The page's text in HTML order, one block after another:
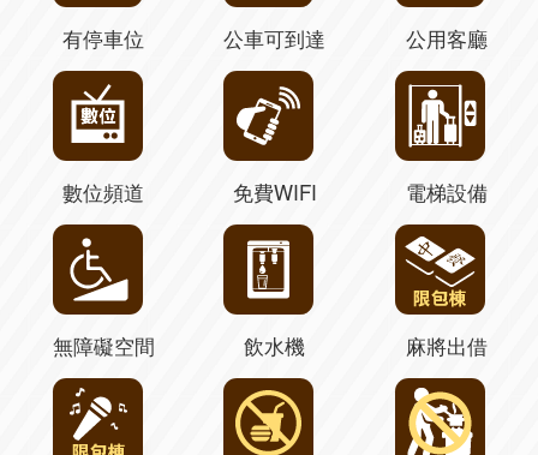
有停車位 公車可到達 公用客廳
數位頻道 免費WIFI 電梯設備
無障礙空間 飲水機 麻將出借